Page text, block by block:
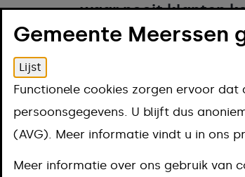
waar nooit klanten
regelmatig mensen
Aanpak
Bij direct gevaar belt u 112.
Gemeente Meerssen
Lijst
Functionele cookies zorgen ervoor
persoonsgegevens. U blijft dus
(AVG). Meer informatie vindt u in ons
Meer informatie over ons gebruik van